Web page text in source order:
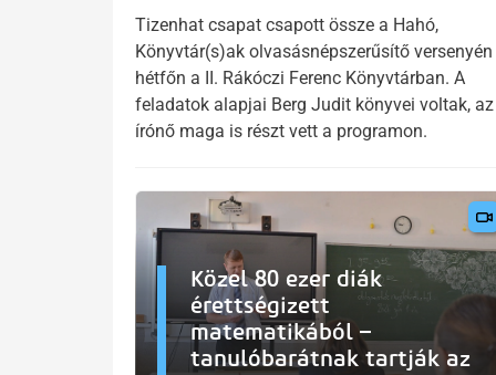
Tizenhat csapat csapott össze a Hahó,
Könyvtár(s)ak olvasásnépszerűsítő versenyén
hétfőn a II. Rákóczi Ferenc Könyvtárban. A
feladatok alapjai Berg Judit könyvei voltak, az
írónő maga is részt vett a programon.
Közel 80 ezer diák
érettségizett
matematikából –
tanulóbarátnak tartják az